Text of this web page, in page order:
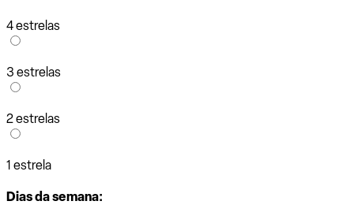
4 estrelas
3 estrelas
2 estrelas
1 estrela
Dias da semana: